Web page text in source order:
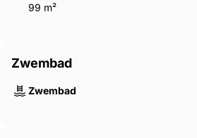
99 m²
Zwembad
Zwembad